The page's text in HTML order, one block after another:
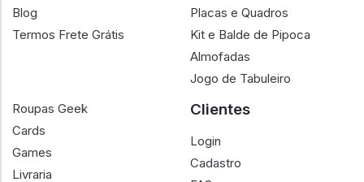
Blog
Termos Frete Grátis
Placas e Quadros
Kit e Balde de Pipoca
Almofadas
Jogo de Tabuleiro
Roupas Geek
Cards
Games
Livraria
Clientes
Login
Cadastro